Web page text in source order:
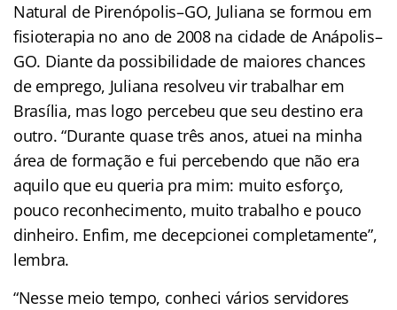
Natural de Pirenópolis–GO, Juliana se formou em
fisioterapia no ano de 2008 na cidade de Anápolis–
GO. Diante da possibilidade de maiores chances
de emprego, Juliana resolveu vir trabalhar em
Brasília, mas logo percebeu que seu destino era
outro. “Durante quase três anos, atuei na minha
área de formação e fui percebendo que não era
aquilo que eu queria pra mim: muito esforço,
pouco reconhecimento, muito trabalho e pouco
dinheiro. Enfim, me decepcionei completamente”,
lembra.
“Nesse meio tempo, conheci vários servidores